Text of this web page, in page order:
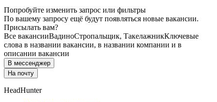
Попробуйте изменить запрос или фильтры
По вашему запросу ещё будут появляться новые вакансии.
Присылать вам?
Все вакансииВадиноСтропальщик, ТакелажникКлючевые
слова в названии вакансии, в названии компании и в
описании вакансии
В мессенджер
На почту
HeadHunter